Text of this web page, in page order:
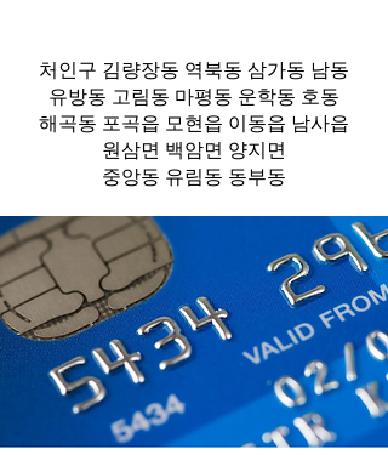
처인구 김량장동 역북동 삼가동 남동
유방동 고림동 마평동 운학동 호동
해곡동 포곡읍 모현읍 이동읍 남사읍
원삼면 백암면 양지면
중앙동 유림동 동부동